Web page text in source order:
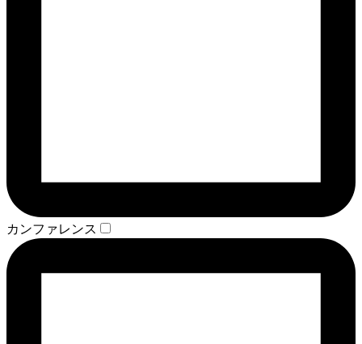
カンファレンス